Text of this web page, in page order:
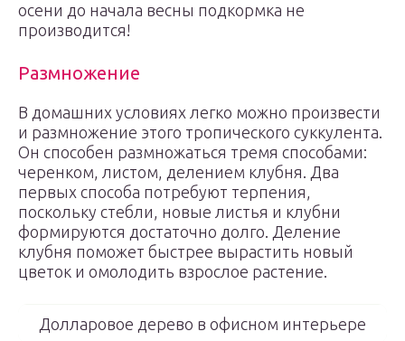
осени до начала весны подкормка не
производится!
Размножение
В домашних условиях легко можно произвести
и размножение этого тропического суккулента.
Он способен размножаться тремя способами:
черенком, листом, делением клубня. Два
первых способа потребуют терпения,
поскольку стебли, новые листья и клубни
формируются достаточно долго. Деление
клубня поможет быстрее вырастить новый
цветок и омолодить взрослое растение.
Долларовое дерево в офисном интерьере